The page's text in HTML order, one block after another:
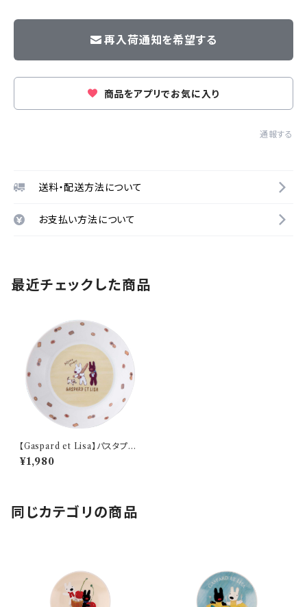
再入荷通知を希望する
商品をアプリでお気に入り
通報する
送料・配送方法について
お支払い方法について
最近チェックした商品
【Gaspard et Lisa】パスタプレ
ート(パン)【BOULANGERIE】
¥1,980
同じカテゴリの商品